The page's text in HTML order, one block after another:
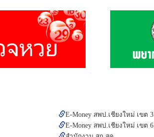
E-Money สพป.เชียงใหม่ เขต 3
E-Money สพป.เชียงใหม่ เขต 6